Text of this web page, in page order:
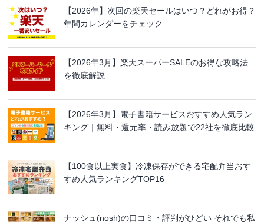
【2026年】次回の楽天セールはいつ？どれがお得？
年間カレンダーをチェック
【2026年3月】楽天スーパーSALEのお得な攻略法
を徹底解説
【2026年3月】電子書籍サービスおすすめ人気ラン
キング｜無料・還元率・読み放題で22社を徹底比較
【100食以上実食】冷凍保存ができる宅配弁当おす
すめ人気ランキングTOP16
ナッシュ(nosh)の口コミ・評判がひどい それでも私